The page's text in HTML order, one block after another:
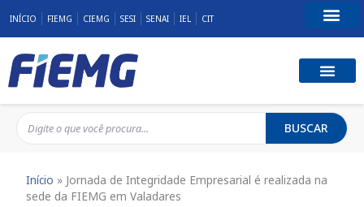
INÍCIO FIEMG CIEMG SESI SENAI IEL CIT
BUSCAR
Início » Jornada de Integridade Empresarial é realizada na
sede da FIEMG em Valadares